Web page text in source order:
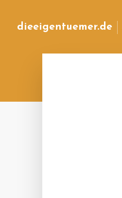
dieeigentuemer.de